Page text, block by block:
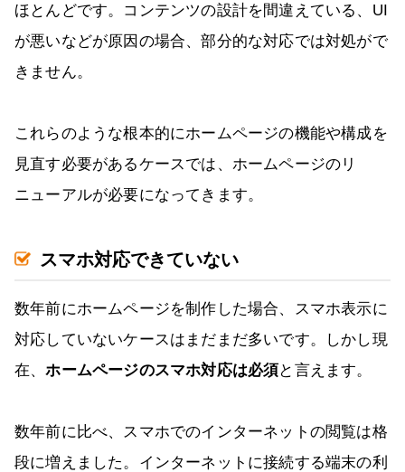
ほとんどです。コンテンツの設計を間違えている、UI
が悪いなどが原因の場合、部分的な対応では対処がで
きません。
これらのような根本的にホームページの機能や構成を
見直す必要があるケースでは、ホームページのリ
ニューアルが必要になってきます。
スマホ対応できていない
数年前にホームページを制作した場合、スマホ表示に
対応していないケースはまだまだ多いです。しかし現
在、ホームページのスマホ対応は必須と言えます。
数年前に比べ、スマホでのインターネットの閲覧は格
段に増えました。インターネットに接続する端末の利